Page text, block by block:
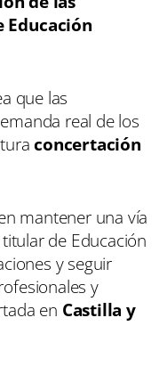
Educación
que las
real de los
concertación
mantener una vía
de Educación
y seguir
y
en Castilla y